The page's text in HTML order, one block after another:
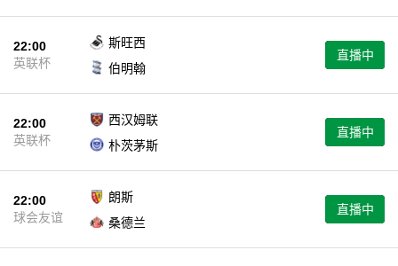
22:00
英联杯
斯旺西
伯明翰
直播中
22:00
英联杯
西汉姆联
朴茨茅斯
直播中
22:00
球会友谊
朗斯
桑德兰
直播中